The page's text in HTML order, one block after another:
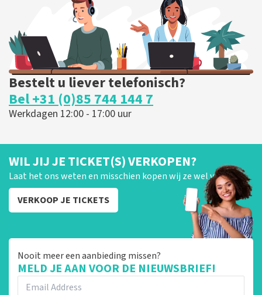
Bestelt u liever telefonisch?
Bel +31 (0)85 744 144 7
Werkdagen 12:00 - 17:00 uur
WIL JIJ JE TICKET(S) VERKOPEN?
Laat het ons weten en misschien kopen wij ze wel van je!
VERKOOP JE TICKETS
Nooit meer een aanbieding missen?
MELD JE AAN VOOR DE NIEUWSBRIEF!